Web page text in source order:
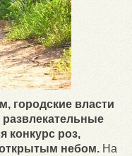
городские власти
конкурс роз,
небом. На